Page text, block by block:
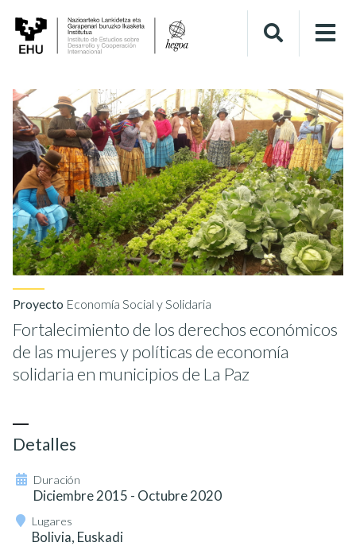
Proyecto Economía Social y Solidaria
Fortalecimiento de los derechos económicos
de las mujeres y políticas de economía
solidaria en municipios de La Paz
Detalles
Duración
Diciembre 2015 - Octubre 2020
Lugares
Bolivia, Euskadi